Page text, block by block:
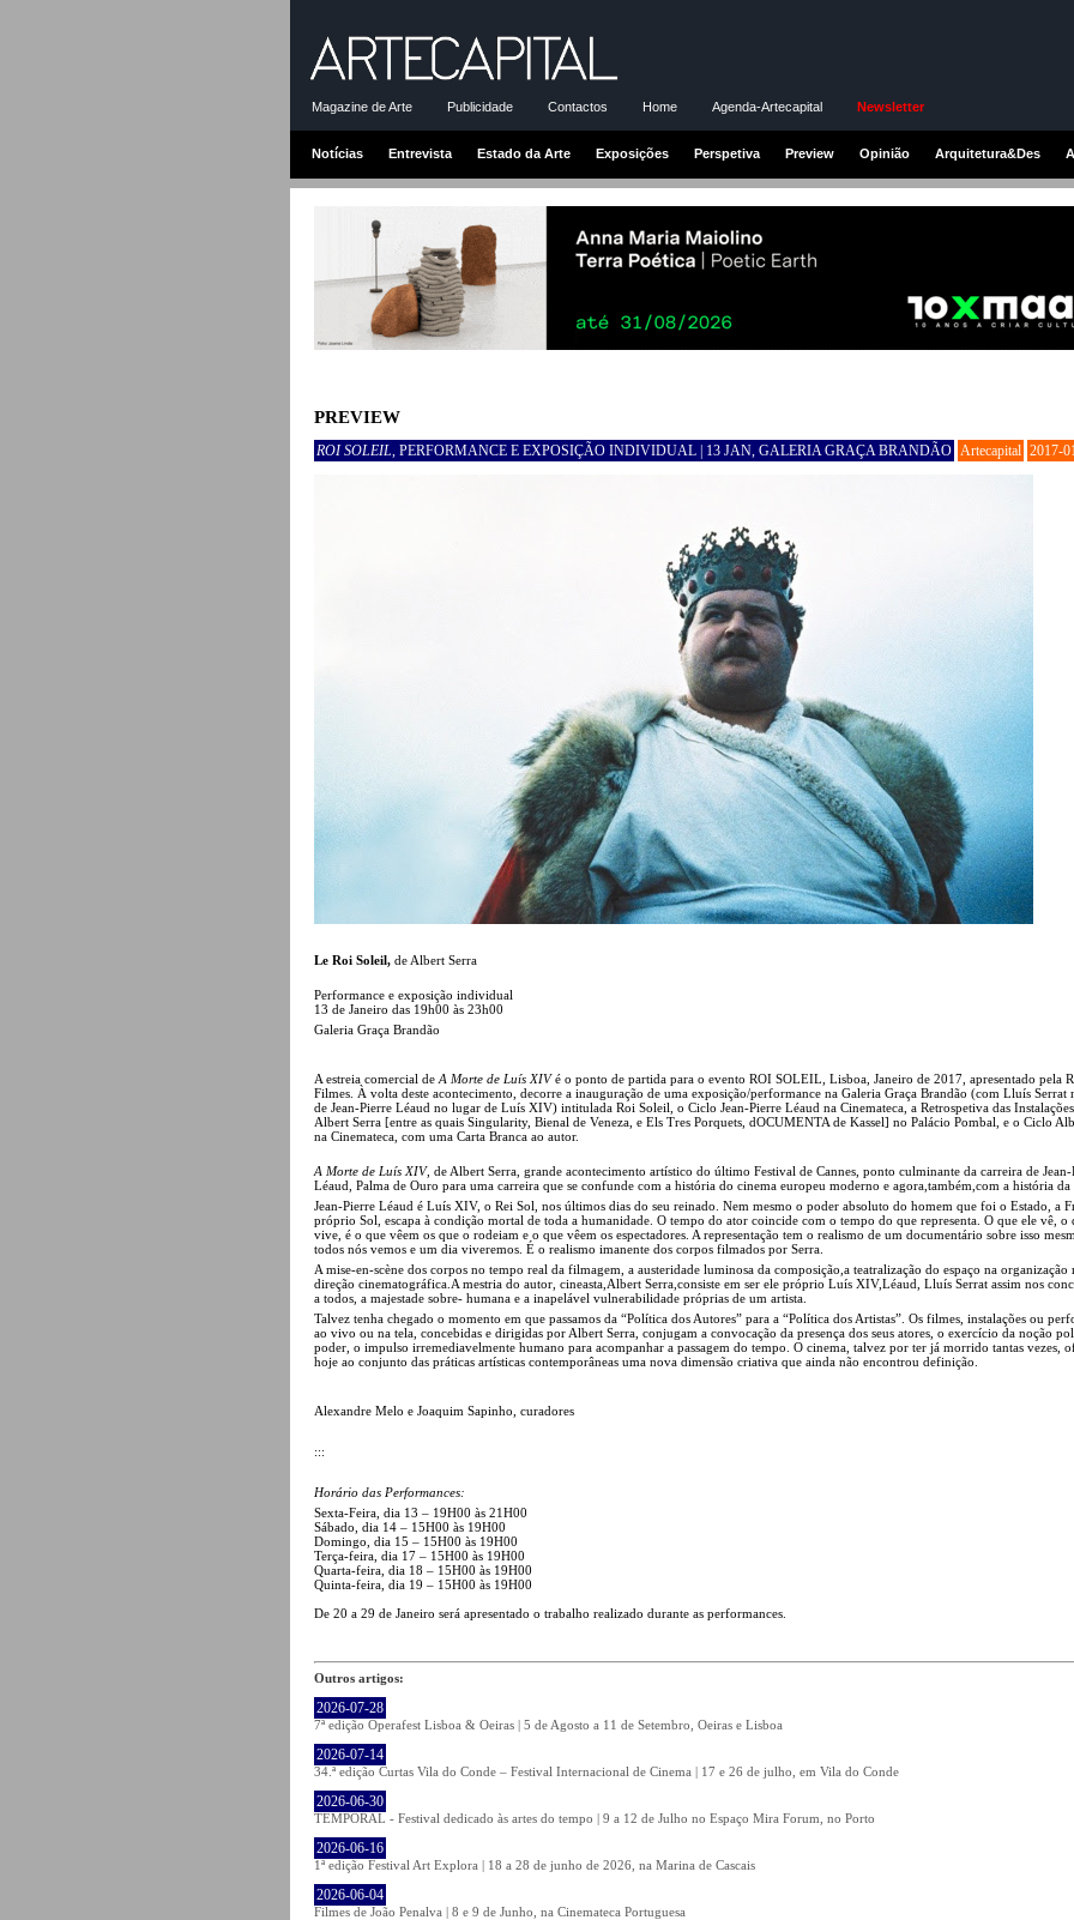
Magazine de Arte Publicidade Contactos Home Agenda-Artecapital Newsletter
Notícias Entrevista Estado da Arte Exposições Perspetiva Preview Opinião Arquitetura&Des
PREVIEW
ROI SOLEIL, PERFORMANCE E EXPOSIÇÃO INDIVIDUAL | 13 JAN, GALERIA GRAÇA BRANDÃO Artecapital 2017-
Le Roi Soleil, de Albert Serra
Performance e exposição individual
13 de Janeiro das 19h00 às 23h00
Galeria Graça Brandão
A estreia comercial de A Morte de Luís XIVé o ponto de partida para o evento ROI SOLEIL, Lisboa, Janeiro de 2017, apresentado pela
Filmes. À volta deste acontecimento, decorre a inauguração de uma exposição/performance na Galeria Graça Brandão (com Lluís Serrat
de Jean-Pierre Léaud no lugar de Luís XIV) intitulada Roi Soleil, o Ciclo Jean-Pierre Léaud na Cinemateca, a Retrospetiva das
Albert Serra [entre as quais Singularity, Bienal de Veneza, e Els Tres Porquets, dOCUMENTA de Kassel] no Palácio Pombal, e o Ciclo
na Cinemateca, com uma Carta Branca ao autor.
A Morte de Luís XIV, de Albert Serra, grande acontecimento artístico do último Festival de Cannes, ponto culminante da carreira de Jean-
Léaud, Palma de Ouro para uma carreira que se confunde com a história do cinema europeu moderno e agora,também,com a história
Jean-Pierre Léaud é Luís XIV, o Rei Sol, nos últimos dias do seu reinado. Nem mesmo o poder absoluto do homem que foi o Estado, a
próprio Sol, escapa à condição mortal de toda a humanidade. O tempo do ator coincide com o tempo do que representa. O que ele vê, o
vive, é o que vêem os que o rodeiam e o que vêem os espectadores. A representação tem o realismo de um documentário sobre isso
todos nós vemos e um dia viveremos. É o realismo imanente dos corpos filmados por Serra.
A mise-en-scène dos corpos no tempo real da filmagem, a austeridade luminosa da composição,a teatralização do espaço na organização
direção cinematográfica.A mestria do autor, cineasta,Albert Serra,consiste em ser ele próprio Luís XIV,Léaud, Lluís Serrat assim nos
a todos, a majestade sobre- humana e a inapelável vulnerabilidade próprias de um artista.
Talvez tenha chegado o momento em que passamos da “Política dos Autores” para a “Política dos Artistas”. Os filmes, instalações ou
ao vivo ou na tela, concebidas e dirigidas por Albert Serra, conjugam a convocação da presença dos seus atores, o exercício da noção
poder, o impulso irremediavelmente humano para acompanhar a passagem do tempo. O cinema, talvez por ter já morrido tantas vezes,
hoje ao conjunto das práticas artísticas contemporâneas uma nova dimensão criativa que ainda não encontrou definição.
Alexandre Melo e Joaquim Sapinho, curadores
:::
Horário das Performances:
Sexta-Feira, dia 13 – 19H00 às 21H00
Sábado, dia 14 – 15H00 às 19H00
Domingo, dia 15 – 15H00 às 19H00
Terça-feira, dia 17 – 15H00 às 19H00
Quarta-feira, dia 18 – 15H00 às 19H00
Quinta-feira, dia 19 – 15H00 às 19H00
De 20 a 29 de Janeiro será apresentado o trabalho realizado durante as performances.
Outros artigos:
2026-07-28
7ª edição Operafest Lisboa & Oeiras | 5 de Agosto a 11 de Setembro, Oeiras e Lisboa
2026-07-14
34.ª edição Curtas Vila do Conde – Festival Internacional de Cinema | 17 e 26 de julho, em Vila do Conde
2026-06-30
TEMPORAL - Festival dedicado às artes do tempo | 9 a 12 de Julho no Espaço Mira Forum, no Porto
2026-06-16
1ª edição Festival Art Explora | 18 a 28 de junho de 2026, na Marina de Cascais
2026-06-04
Filmes de João Penalva | 8 e 9 de Junho, na Cinemateca Portuguesa